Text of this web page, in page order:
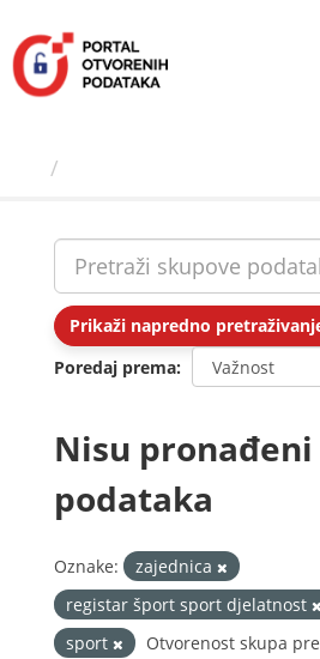
sadržaj
Prikaži napredno
Poredaj prema
Nisu
podataka
Oznake:
zajednica
registar šport sport djelatnost
sport
Otvorenost skupa